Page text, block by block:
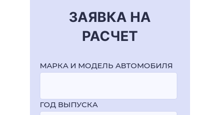
ЗАЯВКА НА
РАСЧЕТ
МАРКА И МОДЕЛЬ АВТОМОБИЛЯ
ГОД ВЫПУСКА